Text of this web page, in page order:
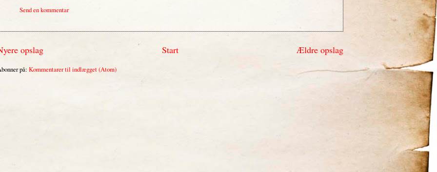
Send en kommentar
opslag Ældre opslag
Start
på: Kommentarer til indlægget (Atom)